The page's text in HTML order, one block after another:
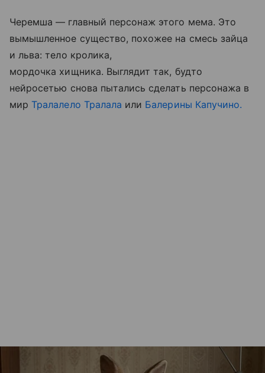
Черемша — главный персонаж этого мема. Это
вымышленное существо, похожее на смесь зайца
и льва: тело кролика,
мордочка хищника. Выглядит так, будто
нейросетью снова пытались сделать персонажа в
мир Тралалело Тралала или Балерины Капучино.